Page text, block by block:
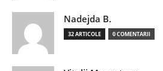
Nadejda B.
32 ARTICOLE 0 COMENTARII